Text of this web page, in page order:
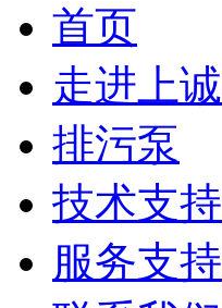
首页
走进上诚
排污泵
技术支持
服务支持